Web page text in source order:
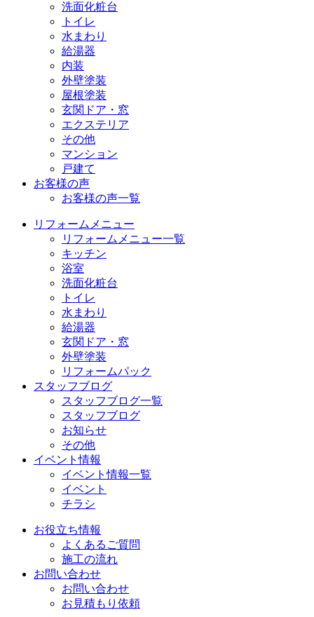
洗面化粧台
トイレ
水まわり
給湯器
内装
外壁塗装
屋根塗装
玄関ドア・窓
エクステリア
その他
マンション
戸建て
お客様の声
お客様の声一覧
リフォームメニュー
リフォームメニュー一覧
キッチン
浴室
洗面化粧台
トイレ
水まわり
給湯器
玄関ドア・窓
外壁塗装
リフォームパック
スタッフブログ
スタッフブログ一覧
スタッフブログ
お知らせ
その他
イベント情報
イベント情報一覧
イベント
チラシ
お役立ち情報
よくあるご質問
施工の流れ
お問い合わせ
お問い合わせ
お見積もり依頼